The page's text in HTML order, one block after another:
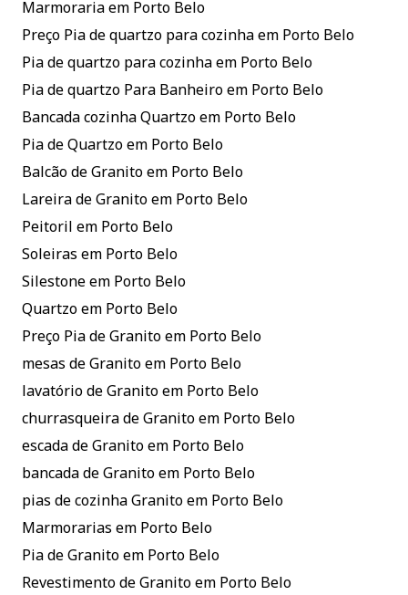
Marmoraria em Porto Belo
Preço Pia de quartzo para cozinha em Porto Belo
Pia de quartzo para cozinha em Porto Belo
Pia de quartzo Para Banheiro em Porto Belo
Bancada cozinha Quartzo em Porto Belo
Pia de Quartzo em Porto Belo
Balcão de Granito em Porto Belo
Lareira de Granito em Porto Belo
Peitoril em Porto Belo
Soleiras em Porto Belo
Silestone em Porto Belo
Quartzo em Porto Belo
Preço Pia de Granito em Porto Belo
mesas de Granito em Porto Belo
lavatório de Granito em Porto Belo
churrasqueira de Granito em Porto Belo
escada de Granito em Porto Belo
bancada de Granito em Porto Belo
pias de cozinha Granito em Porto Belo
Marmorarias em Porto Belo
Pia de Granito em Porto Belo
Revestimento de Granito em Porto Belo